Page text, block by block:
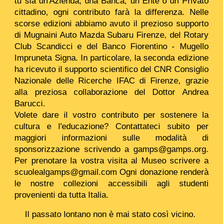
cittadino, ogni contributo farà la differenza. Nelle
scorse edizioni abbiamo avuto il prezioso supporto
di Mugnaini Auto Mazda Subaru Firenze, del Rotary
Club Scandicci e del Banco Fiorentino - Mugello
Impruneta Signa. In particolare, la seconda edizione
ha ricevuto il supporto scientifico del CNR Consiglio
Nazionale delle Ricerche IFAC di Firenze, grazie
alla preziosa collaborazione del Dottor Andrea
Barucci.
Volete dare il vostro contributo per sostenere la
cultura e l'educazione? Contattateci subito per
maggiori informazioni sulle modalità di
sponsorizzazione scrivendo a gamps@gamps.org.
Per prenotare la vostra visita al Museo scrivere a
scuolealgamps@gmail.com Ogni donazione renderà
le nostre collezioni accessibili agli studenti
provenienti da tutta Italia.
Il passato lontano non è mai stato così vicino.